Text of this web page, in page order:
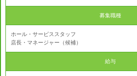
募集職種
ホール・サービススタッフ
店長・マネージャー（候補）
給与